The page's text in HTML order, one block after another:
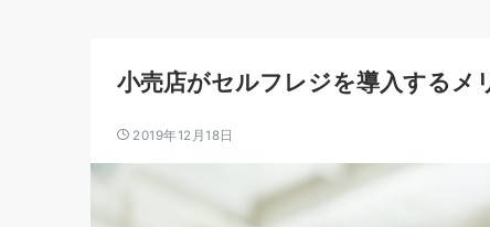
小売店がセルフレジを導入するメ
2019年12月18日